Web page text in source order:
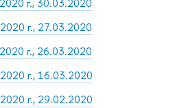
г., 27.03.2020
г., 26.03.2020
г., 16.03.2020
г., 29.02.2020